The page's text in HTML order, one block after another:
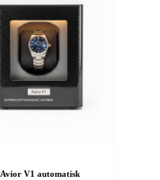
Avior V1 automatisk